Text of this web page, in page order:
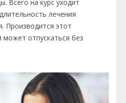
Всего на курс уходит
лечения
Производится этот
отпускаться без